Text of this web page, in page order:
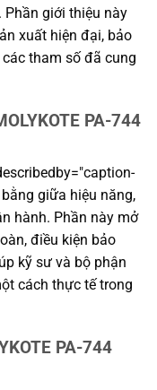
Phần giới thiệu này
xuất hiện đại, bảo
tham số đã cung
PA-744
giữa hiệu năng,
hành. Phần này mở
điều kiện bảo
kỹ sư và bộ phận
cách thực tế trong
PA-744